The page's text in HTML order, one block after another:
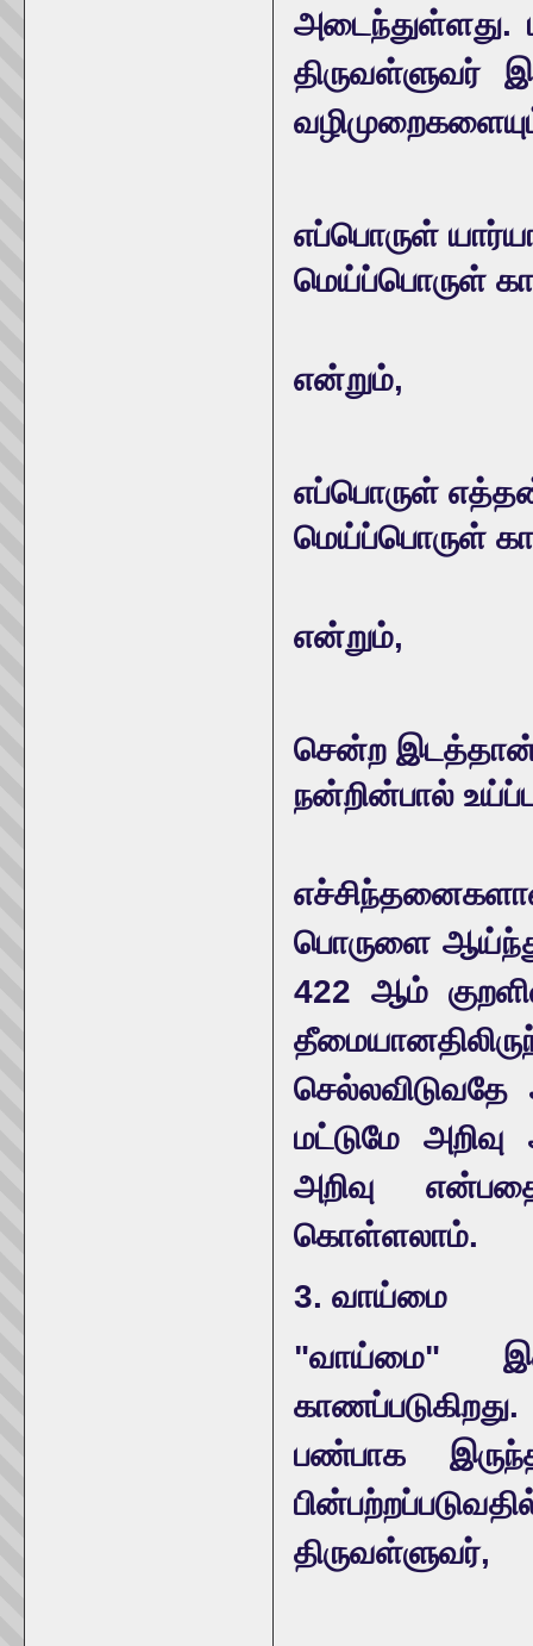
அடைந்துள்ளது.
திருவள்ளுவர்
எப்பொருள்
மெய்ப்பொருள்
என்றும்,
எப்பொருள்
மெய்ப்பொருள்
என்றும்,
சென்ற இடத்தான்
நன்றின்பால்
பொருளை
422 ஆம்
செல்லவிடுவதே
மட்டுமே
அறிவு
கொள்ளலாம்.
3. வாய்மை
"வாய்மை"
பண்பாக
திருவள்ளுவர்,